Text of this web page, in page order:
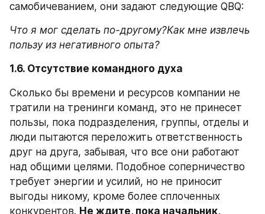
самобичеванием, они задают следующие QBQ:
Что я мог сделать по-другому?Как мне извлечь
пользу из негативного опыта?
1.6. Отсутствие командного духа
Сколько бы времени и ресурсов компании не
тратили на тренинги команд, это не принесет
пользы, пока подразделения, группы, отделы и
люди пытаются переложить ответственность
друг на друга, забывая, что все они работают
над общими целями. Подобное соперничество
требует энергии и усилий, но не приносит
выгоды никому, кроме более сплоченных
конкурентов. Не ждите, пока начальник,